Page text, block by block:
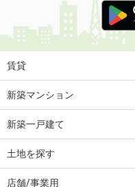
賃貸
新築マンション
新築一戸建て
土地を探す
店舗/事業用